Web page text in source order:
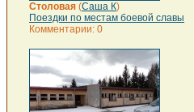
Столовая (Саша К)
Поездки по местам боевой славы
Комментарии: 0